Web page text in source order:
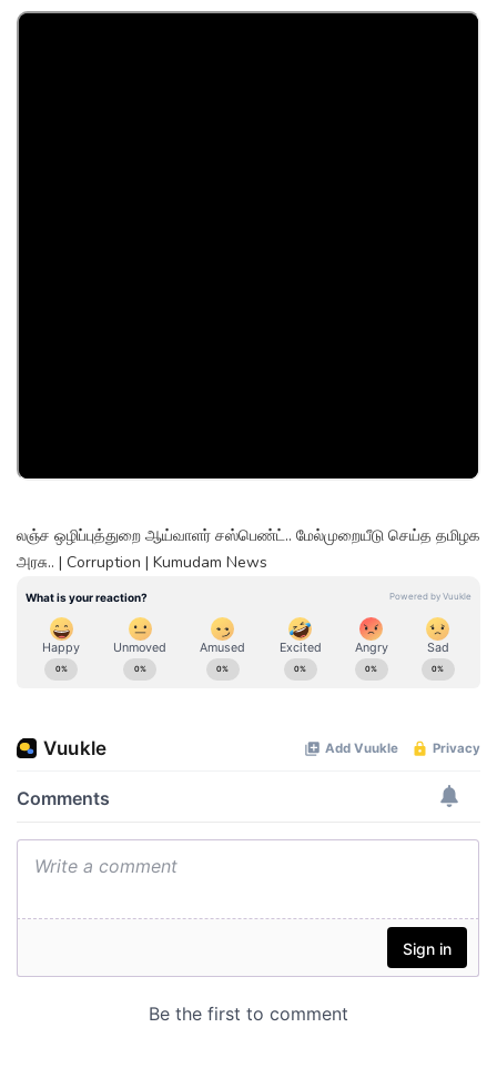
லஞ்ச ஒழிப்புத்துறை ஆய்வாளர் சஸ்பெண்ட்.. மேல்முறையீடு செய்த தமிழக
அரசு.. | Corruption | Kumudam News